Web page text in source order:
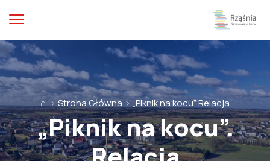
⌂ Strona Główna „Piknik na kocu”. Relacja
„Piknik na kocu”.